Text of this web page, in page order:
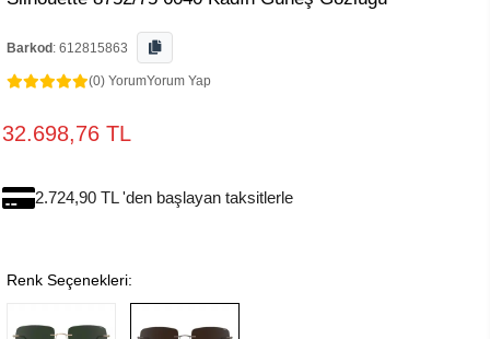
Barkod : 612815863
(0) YorumYorum Yap
32.698,76 TL
2.724,90 TL 'den başlayan taksitlerle
Renk Seçenekleri: